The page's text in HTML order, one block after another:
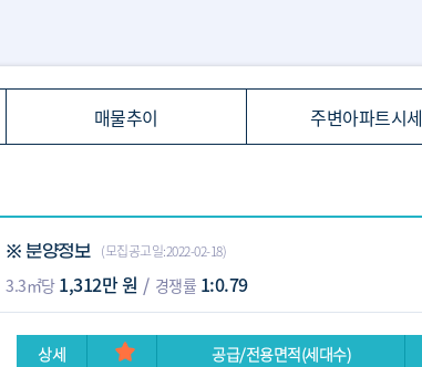
매물추이 주변아파트시세
※ 분양정보 (모집공고일:2022-02-18)
3.3㎡당 1,312만 원 경쟁률 1:0.79
상세 공급/전용면적(세대수)